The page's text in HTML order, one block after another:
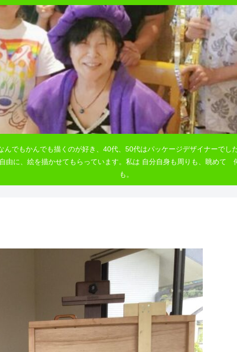
でもかんでも描くのが好き、40代、50代はパッケージデザイナーで
由に、絵を描かせてもらっています。私は 自分自身も周りも、眺めて
も。